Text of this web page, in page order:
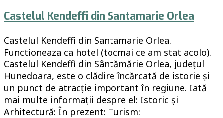
Castelul Kendeffi din Santamarie Orlea
Castelul Kendeffi din Santamarie Orlea.
Functioneaza ca hotel (tocmai ce am stat acolo).
Castelul Kendeffi din Sântămărie Orlea, județul
Hunedoara, este o clădire încărcată de istorie și
un punct de atracție important în regiune. Iată
mai multe informații despre el: Istoric și
Arhitectură: În prezent: Turism: